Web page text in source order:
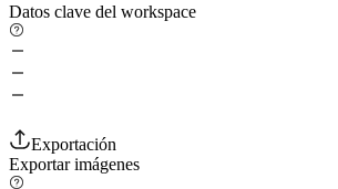
Datos clave del workspace
Exportación
Exportar imágenes